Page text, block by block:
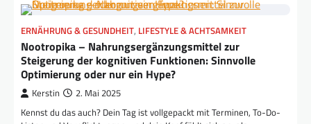
ERNÄHRUNG & GESUNDHEIT, LIFESTYLE & ACHTSAMKEIT
Nootropika – Nahrungsergänzungsmittel zur
Steigerung der kognitiven Funktionen: Sinnvolle
Optimierung oder nur ein Hype?
Kerstin 2. Mai 2025
Kennst du das auch? Dein Tag ist vollgepackt mit Terminen, To-Do-